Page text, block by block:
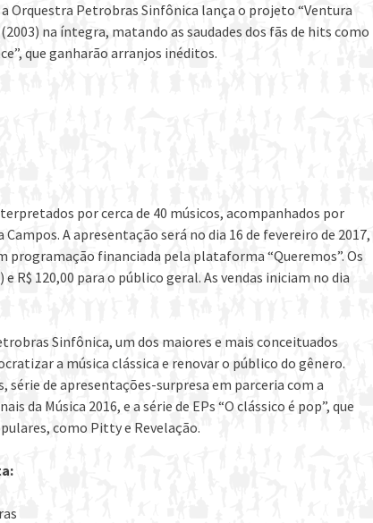
Orquestra Petrobras Sinfônica lança o projeto “Ventura
na íntegra, matando as saudades dos fãs de hits como
que ganharão arranjos inéditos.
por cerca de 40 músicos, acompanhados por
A apresentação será no dia 16 de fevereiro de 2017,
programação financiada pela plataforma “Queremos”. Os
) e R$ 120,00 para o público geral. As vendas iniciam no dia
Sinfônica, um dos maiores e mais conceituados
a música clássica e renovar o público do gênero.
de apresentações-surpresa em parceria com a
da Música 2016, e a série de EPs “O clássico é pop”, que
como Pitty e Revelação.